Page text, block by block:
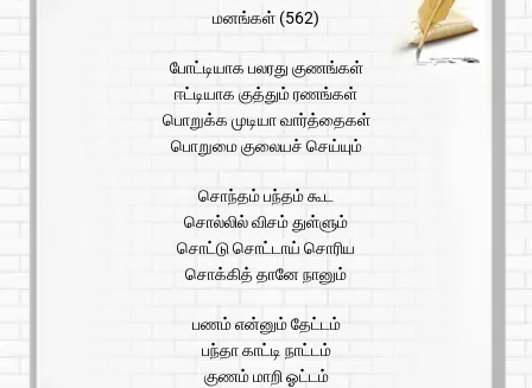
மனங்கள் (562)
போட்டியாக பலரது குணங்கள்
ஈட்டியாக குத்தும் ரணங்கள்
பொறுக்க முடியா வார்த்தைகள்
பொறுமை குலையச் செய்யும்
சொந்தம் பந்தம் கூட
சொல்லில் விசம் துள்ளும்
சொட்டு சொட்டாய் சொரிய
சொக்கித் தானே நானும்
பணம் என்னும் தேட்டம்
பந்தா காட்டி நாட்டம்
குணம் மாறி ஓட்டம்